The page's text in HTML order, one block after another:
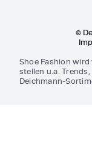
©
Shoe Fashion
stellen u.a.
Deichmann-